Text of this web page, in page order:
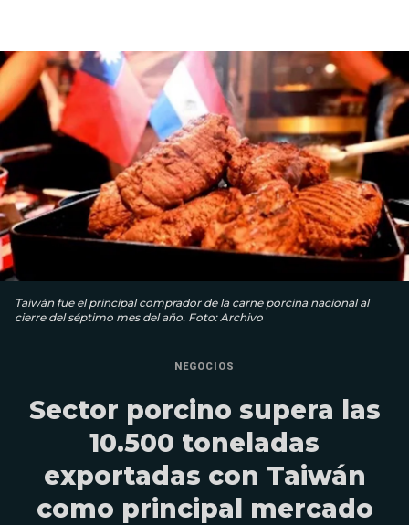
Taiwán fue el principal comprador de la carne porcina nacional al
cierre del séptimo mes del año. Foto: Archivo
NEGOCIOS
Sector porcino supera las
10.500 toneladas
exportadas con Taiwán
como principal mercado